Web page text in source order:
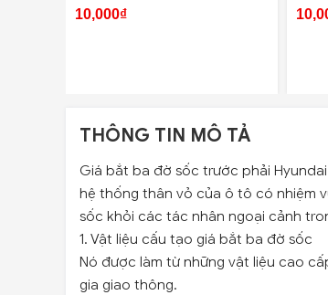
10,000₫
THÔNG TIN MÔ TẢ
Giá bắt ba đờ sốc trước phải
hệ thống thân vỏ của ô tô có nhiệm
sốc khỏi các tác nhân ngoại cảnh
1. Vật liệu cấu tạo giá bắt ba đờ sốc
Nó được làm từ những vật liệu cao
gia giao thông.